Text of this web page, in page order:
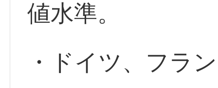
値水準。
・ドイツ、フラ